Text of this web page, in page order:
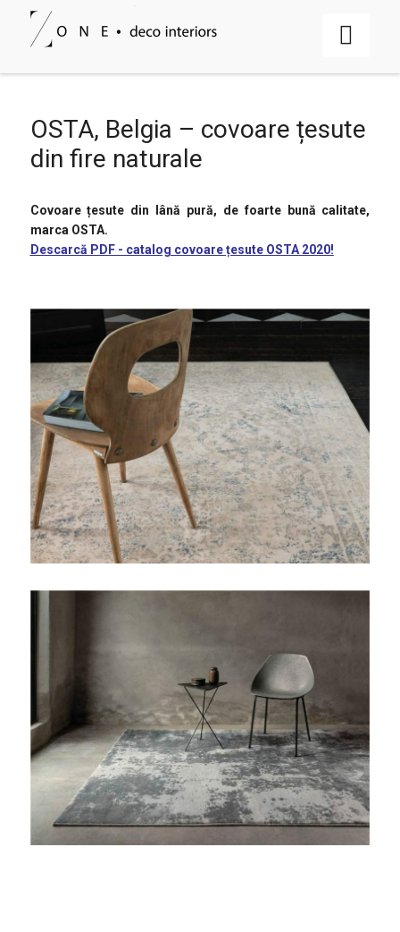
OSTA, Belgia – covoare țesute
din fire naturale
Covoare țesute din lână pură, de foarte bună calitate,
marca OSTA.
Descarcă PDF - catalog covoare țesute OSTA 2020!